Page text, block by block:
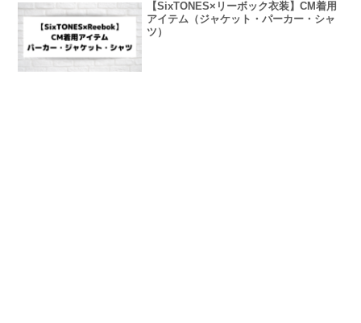
【SixTONES×リーボック衣装】CM着用
アイテム（ジャケット・パーカー・シャ
ツ）